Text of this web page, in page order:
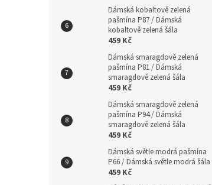
Dámská kobaltově zelená
pašmína P87 / Dámská
kobaltově zelená šála
459 Kč
Dámská smaragdově zelená
pašmína P81 / Dámská
smaragdově zelená šála
459 Kč
Dámská smaragdově zelená
pašmína P94 / Dámská
smaragdově zelená šála
459 Kč
Dámská světle modrá pašmína
P66 / Dámská světle modrá šála
459 Kč